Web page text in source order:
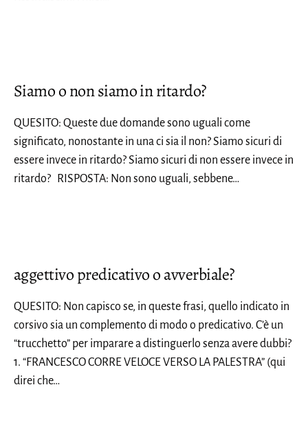
Siamo o non siamo in ritardo?
QUESITO: Queste due domande sono uguali come
significato, nonostante in una ci sia il non? Siamo sicuri di
essere invece in ritardo? Siamo sicuri di non essere invece in
ritardo? RISPOSTA: Non sono uguali, sebbene…
aggettivo predicativo o avverbiale?
QUESITO: Non capisco se, in queste frasi, quello indicato in
corsivo sia un complemento di modo o predicativo. C’è un
“trucchetto” per imparare a distinguerlo senza avere dubbi?
1. “FRANCESCO CORRE VELOCE VERSO LA PALESTRA” (qui
direi che…